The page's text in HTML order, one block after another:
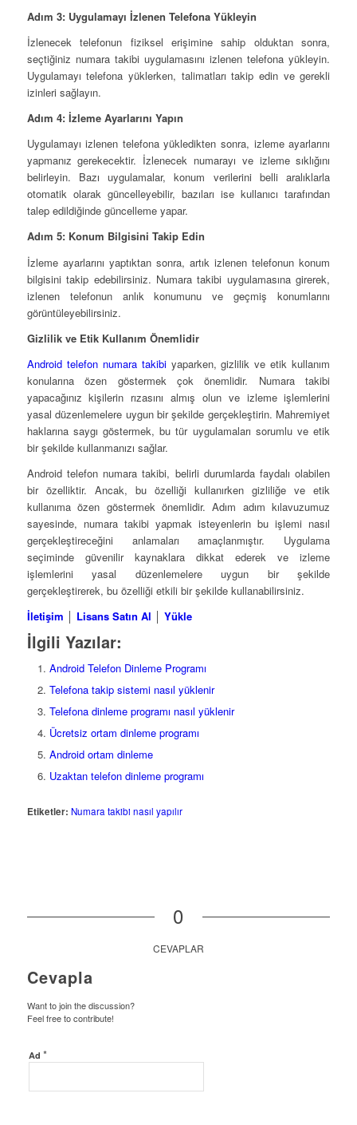
Adım 3: Uygulamayı İzlenen Telefona Yükleyin
İzlenecek telefonun fiziksel erişimine sahip olduktan sonra,
seçtiğiniz numara takibi uygulamasını izlenen telefona yükleyin.
Uygulamayı telefona yüklerken, talimatları takip edin ve gerekli
izinleri sağlayın.
Adım 4: İzleme Ayarlarını Yapın
Uygulamayı izlenen telefona yükledikten sonra, izleme ayarlarını
yapmanız gerekecektir. İzlenecek numarayı ve izleme sıklığını
belirleyin. Bazı uygulamalar, konum verilerini belli aralıklarla
otomatik olarak güncelleyebilir, bazıları ise kullanıcı tarafından
talep edildiğinde güncelleme yapar.
Adım 5: Konum Bilgisini Takip Edin
İzleme ayarlarını yaptıktan sonra, artık izlenen telefonun konum
bilgisini takip edebilirsiniz. Numara takibi uygulamasına girerek,
izlenen telefonun anlık konumunu ve geçmiş konumlarını
görüntüleyebilirsiniz.
Gizlilik ve Etik Kullanım Önemlidir
Android telefon numara takibiyaparken, gizlilik ve etik kullanım
konularına özen göstermek çok önemlidir. Numara takibi
yapacağınız kişilerin rızasını almış olun ve izleme işlemlerini
yasal düzenlemelere uygun bir şekilde gerçekleştirin. Mahremiyet
haklarına saygı göstermek, bu tür uygulamaları sorumlu ve etik
bir şekilde kullanmanızı sağlar.
Android telefon numara takibi, belirli durumlarda faydalı olabilen
bir özelliktir. Ancak, bu özelliği kullanırken gizliliğe ve etik
kullanıma özen göstermek önemlidir. Adım adım kılavuzumuz
sayesinde, numara takibi yapmak isteyenlerin bu işlemi nasıl
gerçekleştireceğini anlamaları amaçlanmıştır. Uygulama
seçiminde güvenilir kaynaklara dikkat ederek ve izleme
işlemlerini yasal düzenlemelere uygun bir şekilde
gerçekleştirerek, bu özelliği etkili bir şekilde kullanabilirsiniz.
İletişim │ Lisans Satın Al │ Yükle
İlgili Yazılar:
Android Telefon Dinleme Programı
Telefona takip sistemi nasıl yüklenir
Telefona dinleme programı nasıl yüklenir
Ücretsiz ortam dinleme programı
Android ortam dinleme
Uzaktan telefon dinleme programı
Etiketler: Numara takibi nasıl yapılır
0
CEVAPLAR
Cevapla
Want to join the discussion?
Feel free to contribute!
Ad *